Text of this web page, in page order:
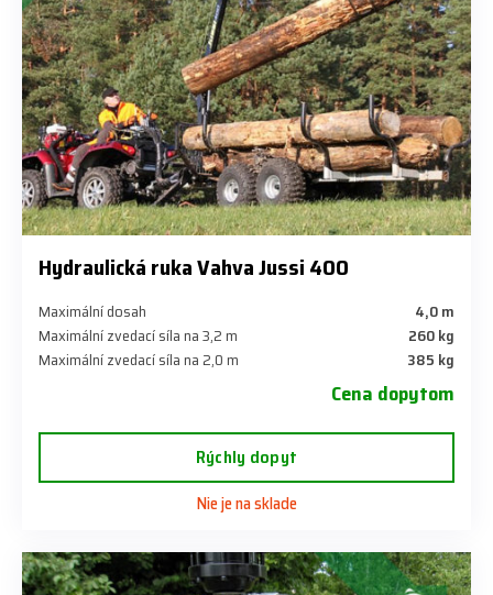
Hydraulická ruka Vahva Jussi 400
Maximální dosah
4,0 m
Maximální zvedací síla na 3,2 m
260 kg
Maximální zvedací síla na 2,0 m
385 kg
Cena dopytom
Rýchly dopyt
Nie je na sklade